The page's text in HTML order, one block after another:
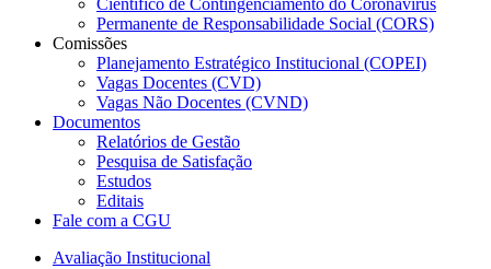
Científico de Contingenciamento do Coronavírus
Permanente de Responsabilidade Social (CORS)
Comissões
Planejamento Estratégico Institucional (COPEI)
Vagas Docentes (CVD)
Vagas Não Docentes (CVND)
Documentos
Relatórios de Gestão
Pesquisa de Satisfação
Estudos
Editais
Fale com a CGU
Avaliação Institucional